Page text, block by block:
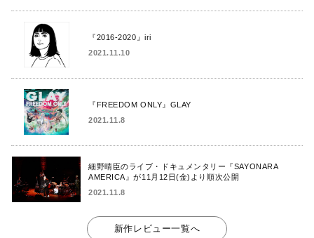
『2016-2020』iri
2021.11.10
『FREEDOM ONLY』GLAY
2021.11.8
細野晴臣のライブ・ドキュメンタリー『SAYONARA
AMERICA』が11月12日(金)より順次公開
2021.11.8
新作レビュー一覧へ